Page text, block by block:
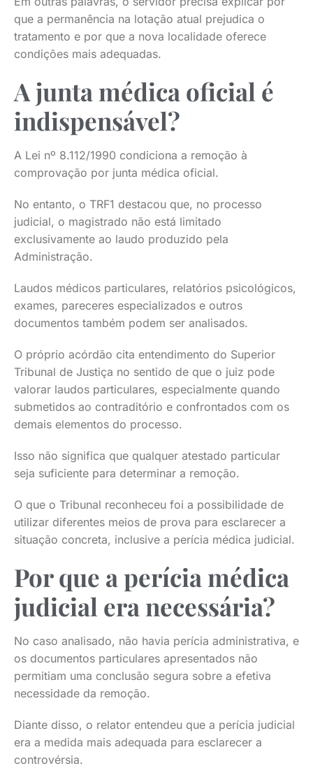
que a permanência na lotação atual prejudica o
tratamento e por que a nova localidade oferece
condições mais adequadas.
A junta médica oficial é
indispensável?
A Lei nº 8.112/1990 condiciona a remoção à
comprovação por junta médica oficial.
No entanto, o TRF1 destacou que, no processo
judicial, o magistrado não está limitado
exclusivamente ao laudo produzido pela
Administração.
Laudos médicos particulares, relatórios psicológicos,
exames, pareceres especializados e outros
documentos também podem ser analisados.
O próprio acórdão cita entendimento do Superior
Tribunal de Justiça no sentido de que o juiz pode
valorar laudos particulares, especialmente quando
submetidos ao contraditório e confrontados com os
demais elementos do processo.
Isso não significa que qualquer atestado particular
seja suficiente para determinar a remoção.
O que o Tribunal reconheceu foi a possibilidade de
utilizar diferentes meios de prova para esclarecer a
situação concreta, inclusive a perícia médica judicial.
Por que a perícia médica
judicial era necessária?
No caso analisado, não havia perícia administrativa, e
os documentos particulares apresentados não
permitiam uma conclusão segura sobre a efetiva
necessidade da remoção.
Diante disso, o relator entendeu que a perícia judicial
era a medida mais adequada para esclarecer a
controvérsia.